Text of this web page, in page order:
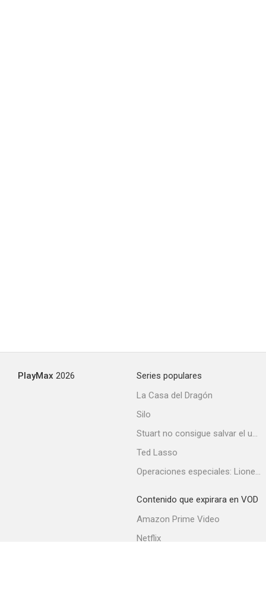
PlayMax 2026
Series populares
La Casa del Dragón
Silo
Stuart no consigue salvar el universo
Ted Lasso
Operaciones especiales: Lioness
Contenido que expirara en VOD
Amazon Prime Video
Netflix